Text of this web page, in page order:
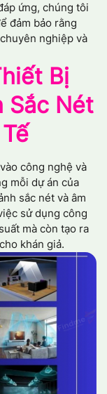
ứng, chúng tôi
đảm bảo rằng
nghiệp và
Bị
Sắc Nét
công nghệ và
mỗi dự án của
sắc nét và âm
sử dụng công
mà còn tạo ra
khán giả.